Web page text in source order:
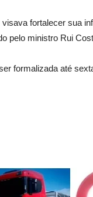
fortalecer sua
pelo ministro Rui
formalizada até